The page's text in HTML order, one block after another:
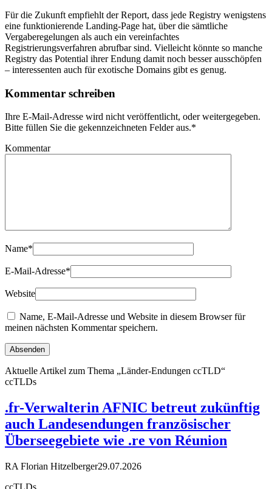
Für die Zukunft empfiehlt der Report, dass jede Registry wenigstens
eine funktionierende Landing-Page hat, über die sämtliche
Vergaberegelungen als auch ein vereinfachtes
Registrierungsverfahren abrufbar sind. Vielleicht könnte so manche
Registry das Potential ihrer Endung damit noch besser ausschöpfen
– interessenten auch für exotische Domains gibt es genug.
Kommentar schreiben
Ihre E-Mail-Adresse wird nicht veröffentlicht, oder weitergegeben.
Bitte füllen Sie die gekennzeichneten Felder aus.*
Kommentar
Name*
E-Mail-Adresse*
Website
Name, E-Mail-Adresse und Website in diesem Browser für
meinen nächsten Kommentar speichern.
Aktuelle Artikel zum Thema „Länder-Endungen ccTLD“
ccTLDs
.fr-Verwalterin AFNIC betreut zukünftig
auch Landesendungen französischer
Überseegebiete wie .re von Réunion
RA Florian Hitzelberger29.07.2026
ccTLDs